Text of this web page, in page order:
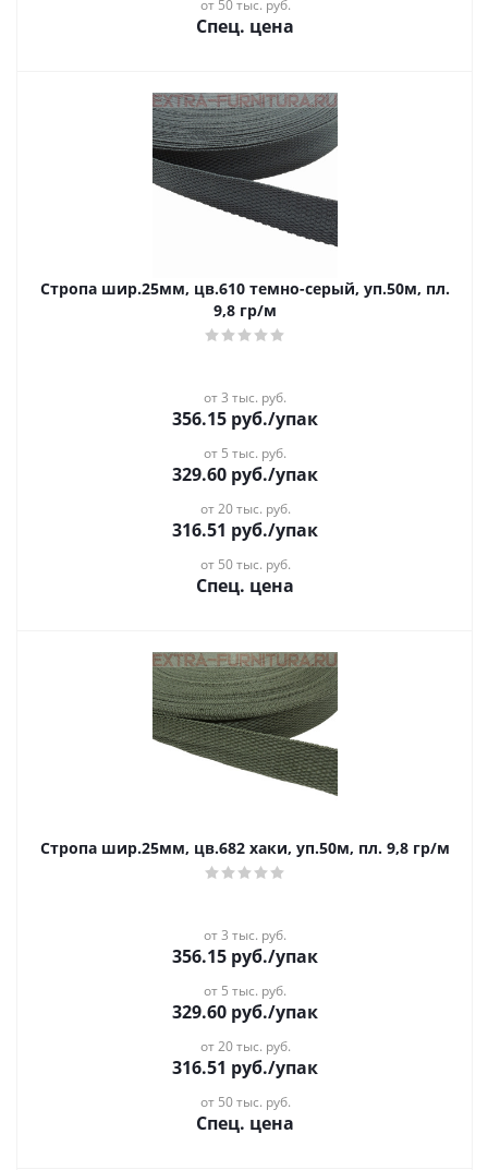
от 50 тыс. руб.
Спец. цена
Стропа шир.25мм, цв.610 темно-серый, уп.50м, пл.
9,8 гр/м
от 3 тыс. руб.
356.15 руб./упак
от 5 тыс. руб.
329.60 руб./упак
от 20 тыс. руб.
316.51 руб./упак
от 50 тыс. руб.
Спец. цена
Стропа шир.25мм, цв.682 хаки, уп.50м, пл. 9,8 гр/м
от 3 тыс. руб.
356.15 руб./упак
от 5 тыс. руб.
329.60 руб./упак
от 20 тыс. руб.
316.51 руб./упак
от 50 тыс. руб.
Спец. цена